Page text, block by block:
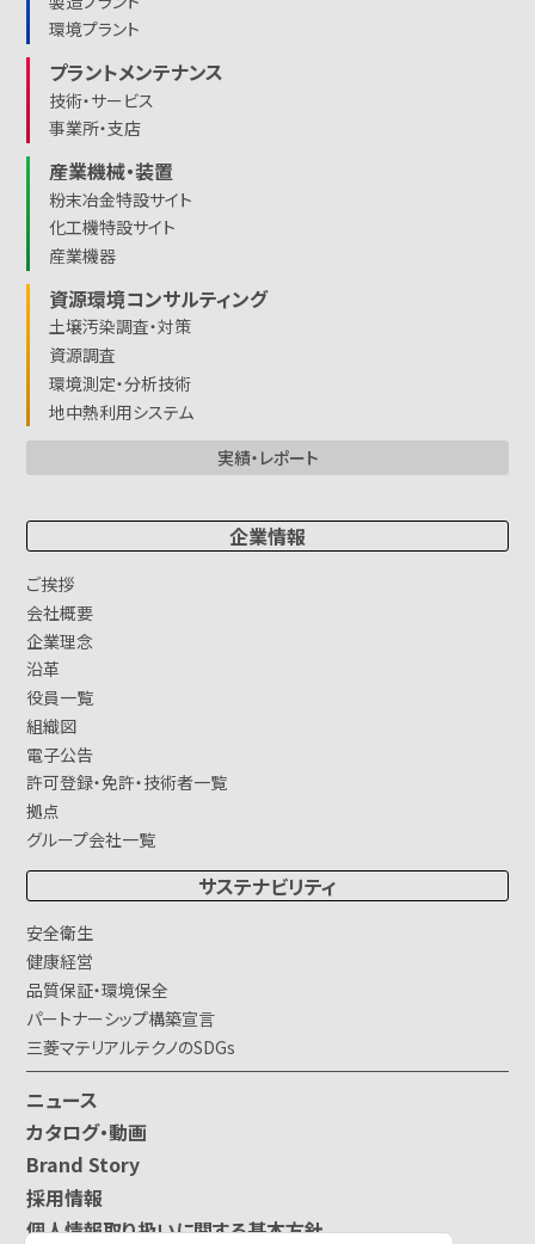
環境プラント
プラントメンテナンス
技術・サービス
事業所・支店
産業機械・装置
粉末冶金特設サイト
化工機特設サイト
産業機器
資源環境コンサルティング
土壌汚染調査・対策
資源調査
環境測定・分析技術
地中熱利用システム
実績・レポート
企業情報
ご挨拶
会社概要
企業理念
沿革
役員一覧
組織図
電子公告
許可登録・免許・技術者一覧
拠点
グループ会社一覧
サステナビリティ
安全衛生
健康経営
品質保証・環境保全
パートナーシップ構築宣言
三菱マテリアルテクノのSDGs
ニュース
カタログ・動画
Brand Story
採用情報
個人情報取り扱いに関する基本方針